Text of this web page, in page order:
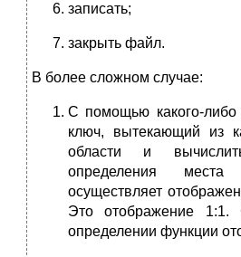
записать;
закрыть файл.
В более сложном случае:
С помощью какого-либо
ключ, вытекающий из
области и
определения
осуществляет
Это отображение 1:1.
определении функции